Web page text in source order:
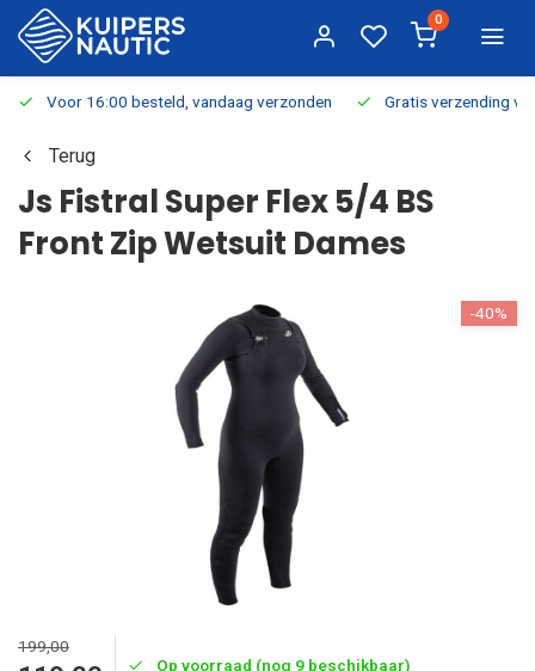
0
Voor 16:00 besteld, vandaag verzonden Gratis verzending
Terug
Js Fistral Super Flex 5/4 BS
Front Zip Wetsuit Dames
-40%
199,00
Op voorraad (nog 9 beschikbaar)